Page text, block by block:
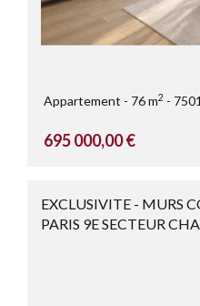
Appartement 76 m2
695 000,00 €
EXCLUSIVITE - MURS
PARIS 9E SECTEUR